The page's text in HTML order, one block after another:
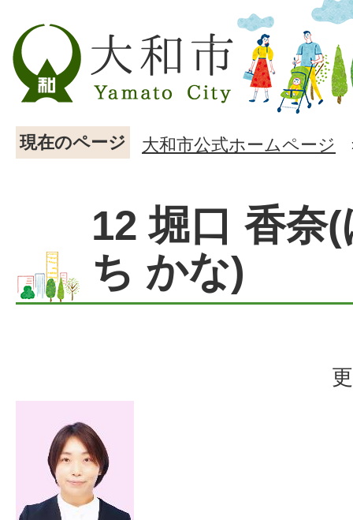
現在のページ 大和市公式ホームページ
12 堀口 香奈
ち かな)